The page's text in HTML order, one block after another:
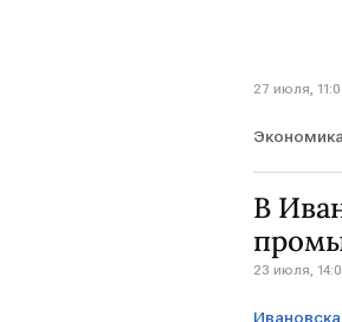
27 июля,
Экономика
В
23 июля,